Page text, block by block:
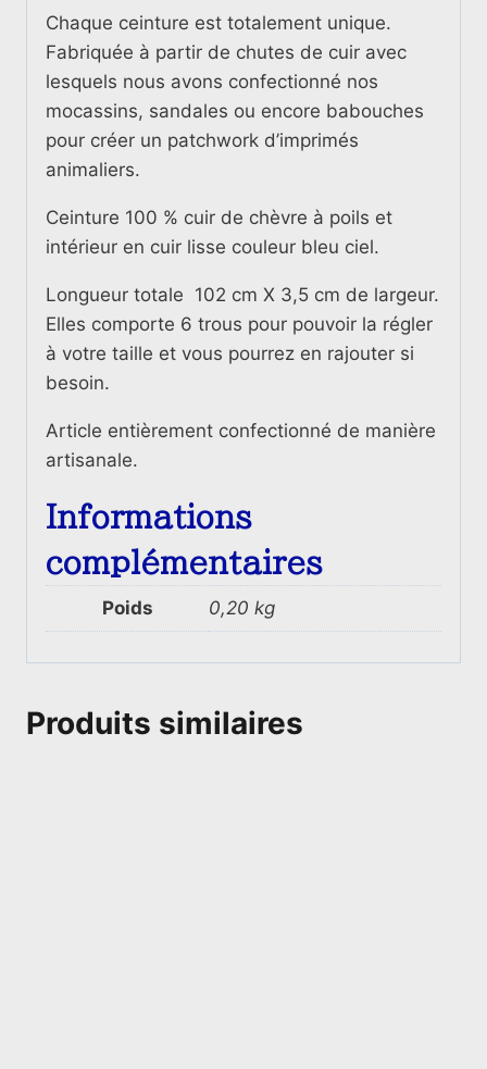
Peau
de
Vache
Chaque ceinture est totalement unique.
Fabriquée à partir de chutes de cuir avec
lesquels nous avons confectionné nos
mocassins, sandales ou encore babouches
pour créer un patchwork d’imprimés
animaliers.
Ceinture 100 % cuir de chèvre à poils et
intérieur en cuir lisse couleur bleu ciel.
Longueur totale 102 cm X 3,5 cm de largeur.
Elles comporte 6 trous pour pouvoir la régler
à votre taille et vous pourrez en rajouter si
besoin.
Article entièrement confectionné de manière
artisanale.
Informations
complémentaires
Poids 0,20 kg
Produits similaires